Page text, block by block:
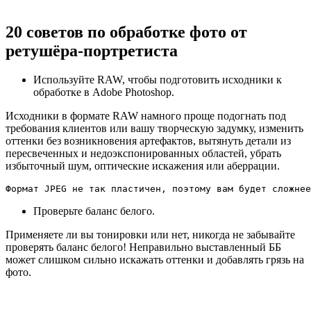
20 советов по обработке фото от
ретушёра-портретиста
Используйте RAW, чтобы подготовить исходники к
обработке в Adobe Photoshop.
Исходники в формате RAW намного проще подогнать под
требования клиентов или вашу творческую задумку, изменить
оттенки без возникновения артефактов, вытянуть детали из
пересвеченных и недоэкспонированных областей, убрать
избыточный шум, оптические искажения или аберрации.
Формат JPEG не так пластичен, поэтому вам будет
Проверьте баланс белого.
Применяете ли вы тонировки или нет, никогда не забывайте
проверять баланс белого! Неправильно выставленный ББ
может слишком сильно искажать оттенки и добавлять грязь на
фото.